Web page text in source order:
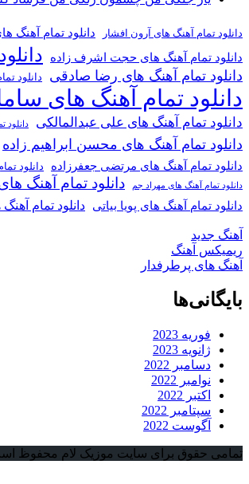
دانلود تمام آهنگ های آرون افشار دانلود تمام آهنگ
دانلود تمام آهنگ های حجت اشرف زاده
دانلود تمام آهنگ های رضا صادقی
دانلود
دانلود تمام آهنگ های
دانلود تمام آهنگ های علی عبدالمالکی دانلود
دانلود تمام آهنگ های محسن ابراهیم زاده
دانلود تمام آهنگ های مرتضی جعفرزاده دانلود
دانلود تمام آهنگ های مهراد جم دانلود تمام آهنگ
دانلود تمام آهنگ های پویا بیاتی دانلود تمام
آهنگ جدید
ریمیکس آهنگ
آهنگ های پرطرفدار
بایگانی‌ها
فوریه 2023
ژانویه 2023
دسامبر 2022
نوامبر 2022
اکتبر 2022
سپتامبر 2022
آگوست 2022
تمامی حقوق برای سایت موزیک لام محفوظ